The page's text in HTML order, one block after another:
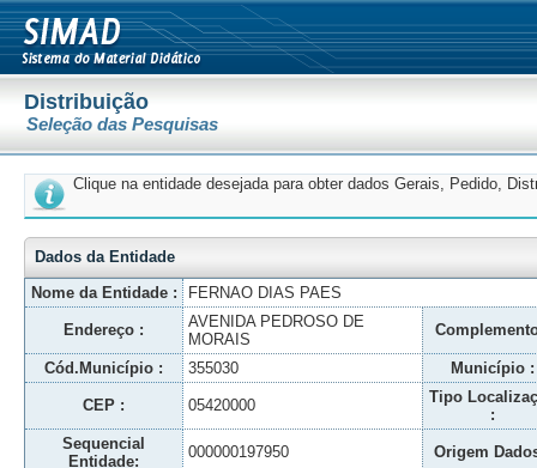
Distribuição
Seleção das Pesquisas
Clique na entidade desejada para obter dados Gerais, Pedido,
Dados da Entidade
Nome da Entidade :
FERNAO DIAS PAES
Endereço :
AVENIDA PEDROSO DE
MORAIS
Cód.Município : 355030 Município :
CEP : 05420000
Tipo
:
Sequencial
Entidade:
000000197950 Origem